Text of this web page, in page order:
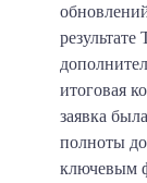
результате
итоговая
заявка
полноты
ключевым